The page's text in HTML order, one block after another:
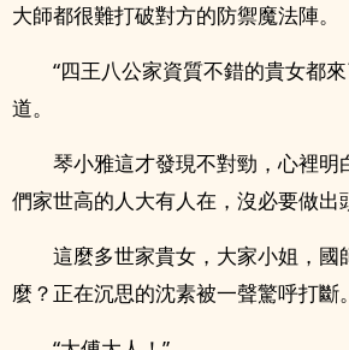
大師都很難打破對方的防禦魔法陣。
“四王八公家資質不錯的貴女都
道。
琴小雅這才發現不對勁，心裡明
們家世高的人大有人在，沒必要做出
這麼多世家貴女，大家小姐，國
麼？正在沉思的沈素被一聲驚呼打斷。